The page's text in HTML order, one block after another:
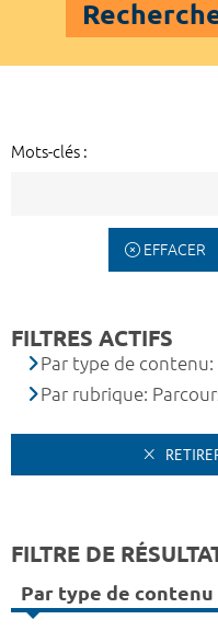
Mots-clés :
EFFACER
FILTRES ACTIFS
Par type de contenu:
Par rubrique:
FILTRE DE
Par type de contenu